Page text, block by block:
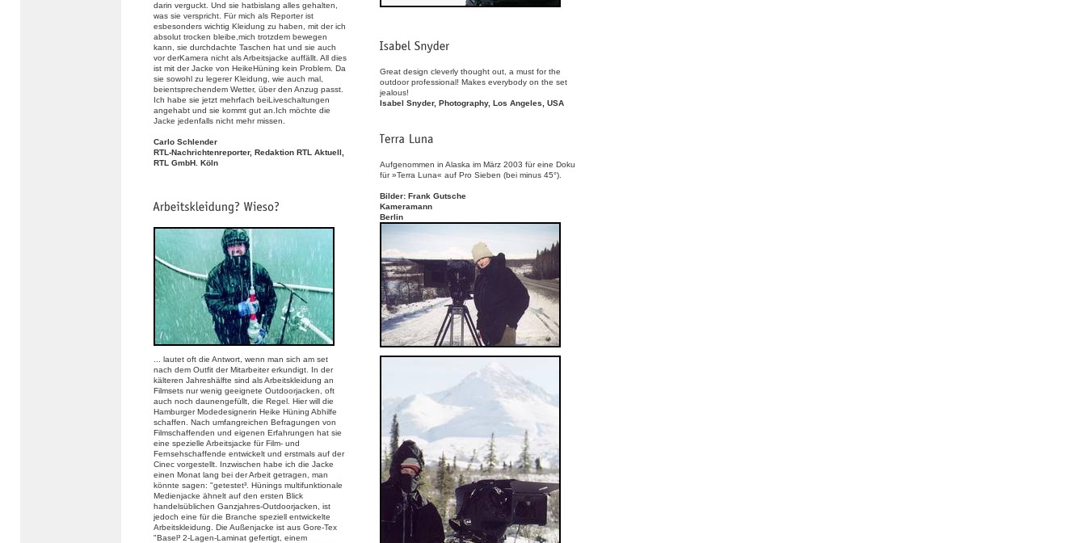
darin verguckt. Und sie hatbislang alles gehalten,
was sie verspricht. Für mich als Reporter ist
esbesonders wichtig Kleidung zu haben, mit der ich
absolut trocken bleibe,mich trotzdem bewegen
kann, sie durchdachte Taschen hat und sie auch
vor derKamera nicht als Arbeitsjacke auffällt. All dies
ist mit der Jacke von HeikeHüning kein Problem. Da
sie sowohl zu legerer Kleidung, wie auch mal,
beientsprechendem Wetter, über den Anzug passt.
Ich habe sie jetzt mehrfach beiLiveschaltungen
angehabt und sie kommt gut an.Ich möchte die
Jacke jedenfalls nicht mehr missen.
Carlo Schlender
RTL-Nachrichtenreporter, Redaktion RTL Aktuell,
RTL GmbH. Köln
... lautet oft die Antwort, wenn man sich am set
nach dem Outfit der Mitarbeiter erkundigt. In der
kälteren Jahreshälfte sind als Arbeitskleidung an
Filmsets nur wenig geeignete Outdoorjacken, oft
auch noch daunengefüllt, die Regel. Hier will die
Hamburger Modedesignerin Heike Hüning Abhilfe
schaffen. Nach umfangreichen Befragungen von
Filmschaffenden und eigenen Erfahrungen hat sie
eine spezielle Arbeitsjacke für Film- und
Fernsehschaffende entwickelt und erstmals auf der
Cinec vorgestellt. Inzwischen habe ich die Jacke
einen Monat lang bei der Arbeit getragen, man
könnte sagen: "getestet³. Hünings multifunktionale
Medienjacke ähnelt auf den ersten Blick
handelsüblichen Ganzjahres-Outdoorjacken, ist
jedoch eine für die Branche speziell entwickelte
Arbeitskleidung. Die Außenjacke ist aus Gore-Tex
"Basel³ 2-Lagen-Laminat gefertigt, einem
Great design cleverly thought out, a must for the
outdoor professional! Makes everybody on the set
jealous!
Isabel Snyder, Photography, Los Angeles, USA
Aufgenommen in Alaska im März 2003 für eine Doku
für »Terra Luna« auf Pro Sieben (bei minus 45°).
Bilder: Frank Gutsche
Kameramann
Berlin